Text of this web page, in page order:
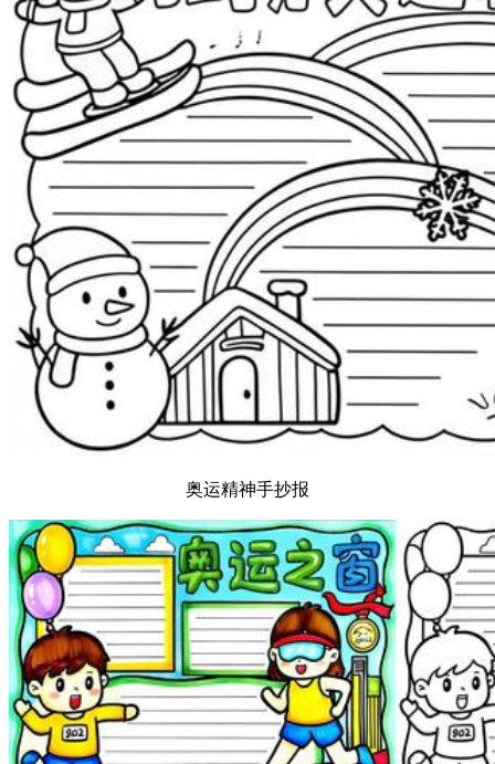
奥运精神手抄报